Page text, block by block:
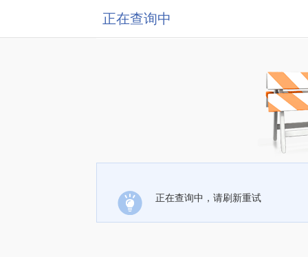
正在查询中
正在查询中，请刷新重试